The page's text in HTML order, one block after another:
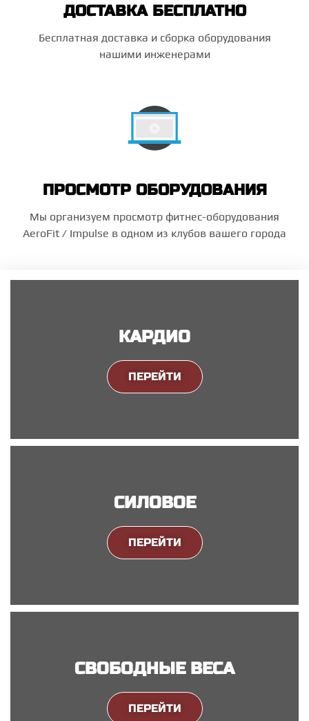
ДОСТАВКА БЕСПЛАТНО
Бесплатная доставка и сборка оборудования
нашими инженерами
ПРОСМОТР ОБОРУДОВАНИЯ
Мы организуем просмотр фитнес-оборудования
AeroFit / Impulse в одном из клубов вашего города
КАРДИО
ПЕРЕЙТИ
СИЛОВОЕ
ПЕРЕЙТИ
СВОБОДНЫЕ ВЕСА
ПЕРЕЙТИ